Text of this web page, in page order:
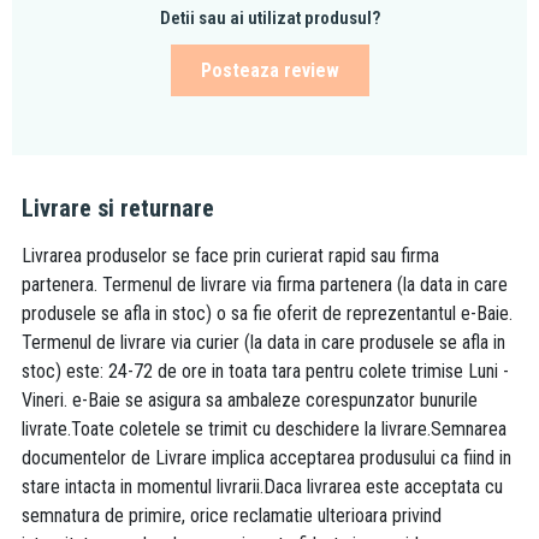
potrivit pentru montaj in cazul actionarii programate sau cu
intretinere simpla fara scule
capacul de deschidere de serviciu simplifica asamblarea si
adancime de instalare reglabila 20 - 95 mm
adancime de instalare 125 mm
material cadru: metal acoperit cu pulbere
Compatibilitate:
compatibile cu toate clapetele de actionare Alcaplast
recomandat pentru vasele wc suspendate
Tehnic:
Detii sau ai utilizat produsul?
Posteaza review
Livrare si returnare
Livrarea produselor se face prin curierat rapid sau firma
partenera. Termenul de livrare via firma partenera (la data in care
produsele se afla in stoc) o sa fie oferit de reprezentantul e-Baie.
Termenul de livrare via curier (la data in care produsele se afla in
stoc) este: 24-72 de ore in toata tara pentru colete trimise Luni -
Vineri. e-Baie se asigura sa ambaleze corespunzator bunurile
livrate.Toate coletele se trimit cu deschidere la livrare.Semnarea
documentelor de Livrare implica acceptarea produsului ca fiind in
stare intacta in momentul livrarii.Daca livrarea este acceptata cu
semnatura de primire, orice reclamatie ulterioara privind